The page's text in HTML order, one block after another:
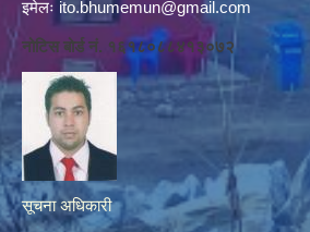
इमेलः ito.bhumemun@gmail.com
नोटिस बोर्ड नं. १६१८०८८४१३०७२
सूचना अधिकारी